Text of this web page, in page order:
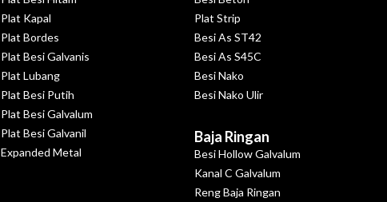
Plat Kapal
Plat Bordes
Plat Besi Galvanis
Plat Lubang
Plat Besi Putih
Plat Besi Galvalum
Plat Besi Galvanil
Expanded Metal
Plat Strip
Besi As ST42
Besi As S45C
Besi Nako
Besi Nako Ulir
Baja Ringan
Besi Hollow Galvalum
Kanal C Galvalum
Reng Baja Ringan